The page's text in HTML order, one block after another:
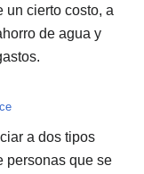
un cierto costo, a
de agua y
a dos tipos
personas que se